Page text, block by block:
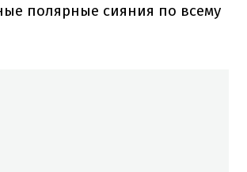
полярные сияния по всему